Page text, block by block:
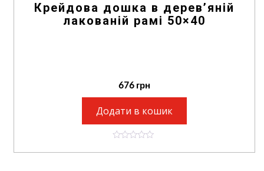
Крейдова дошка в дерев’яній
лакованій рамі 50×40
676 грн
Додати в кошик
o